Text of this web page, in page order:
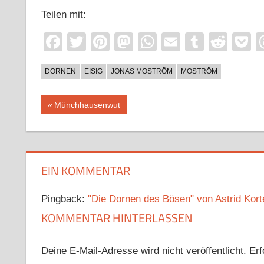
Teilen mit:
Facebook
TwitterPinterest
Mastodon
WhatsApp
EmailTumblr
DORNEN EISIG JONAS MOSTRÖM MOSTRÖM
Beitragsnavigation
Vorheriger
Münchhausenwut
EIN KOMMENTAR
Pingback: "Die Dornen des Bösen" von Astrid
KOMMENTAR HINTERLASSEN
Deine E-Mail-Adresse wird nicht veröffentlicht.